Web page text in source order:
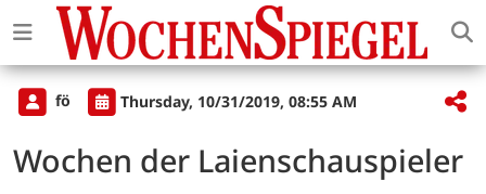
fö Thursday, 10/31/2019, 08:55 AM
Wochen der Laienschauspieler